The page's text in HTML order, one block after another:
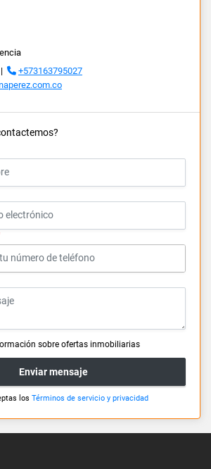
|
+573163795027
sobre ofertas inmobiliarias
Enviar mensaje
los Términos de servicio y privacidad